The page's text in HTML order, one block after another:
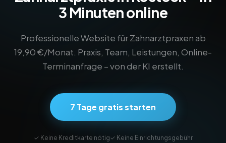
3 Minuten online
Professionelle Website für Zahnarztpraxen ab
19,90 €/Monat. Praxis, Team, Leistungen, Online-
Terminanfrage – von der KI erstellt.
7 Tage gratis starten
✓ Keine Kreditkarte nötig✓ Keine Einrichtungsgebühr